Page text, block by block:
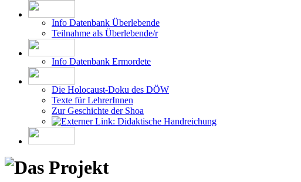
Info Datenbank Überlebende
Teilnahme als Überlebende/r
Info Datenbank Ermordete
Die Holocaust-Doku des DÖW
Texte für LehrerInnen
Zur Geschichte der Shoa
Didaktische Handreichung